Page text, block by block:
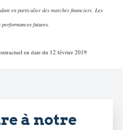
en particulier des marchés financiers. Les
performances futures.
en date du 12 février 2019
à notre